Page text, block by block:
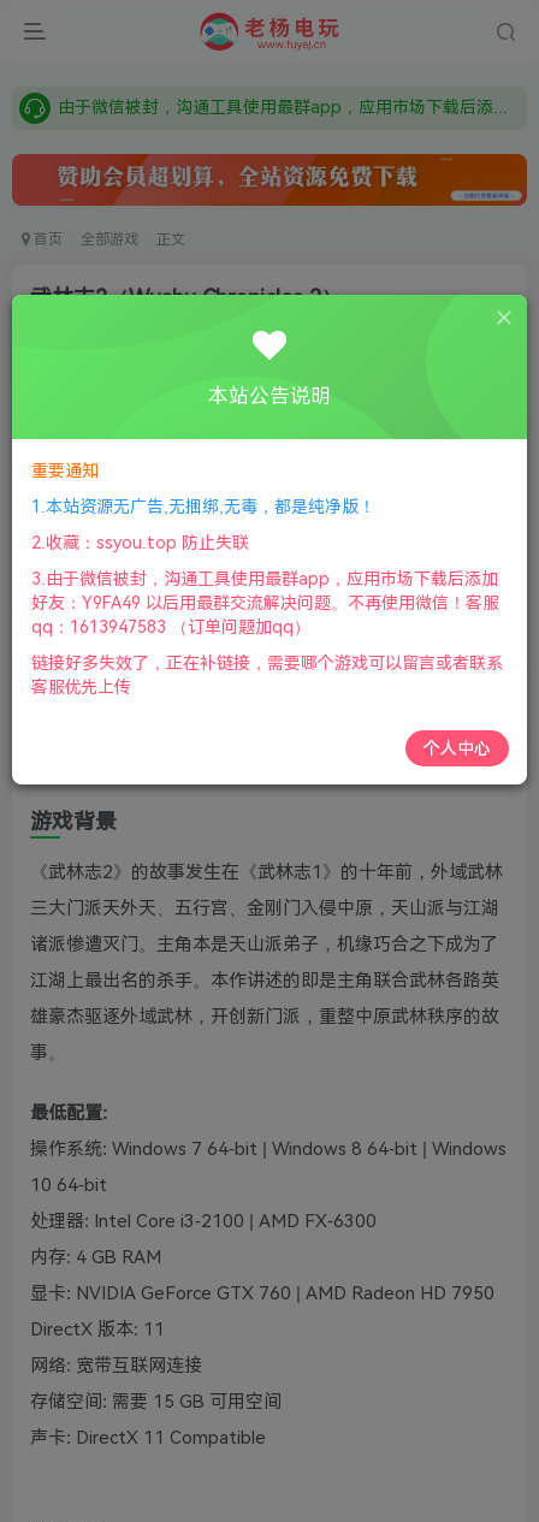
需要什么游戏请联系客服，若链接失效请联系客服，百度网盘边上的激活码也是解压密码
由于微信被封，沟通工具使用最群app，应用市场下载后添加好友：Y9FA49 以后用最群交流解决问题。不再使用微信！
首页 全部游戏 正文
武林志2（Wushu Chronicles 2）
①下载安装教程 ②下载安装视频教程 ③ 游戏运行
版本：Build.12381541|容量13GB|官方简体中文|+剑雪狂
舞-武荡九州|2023年10月10号更新
游戏介绍
武林志2是一款开放世界武侠动作游戏，玩家扮演维护中原
武林秩序的杀手，在即时战斗和无缝地图模式下对抗外域三
大门派的入侵。游戏采用完全开放式的设定，战斗方面搭配
游戏背景
《武林志2》的故事发生在《武林志1》的十年前，外域武林
三大门派天外天、五行宫、金刚门入侵中原，天山派与江湖
诸派惨遭灭门。主角本是天山派弟子，机缘巧合之下成为了
江湖上最出名的杀手。本作讲述的即是主角联合武林各路英
雄豪杰驱逐外域武林，开创新门派，重整中原武林秩序的故
事。
最低配置:
操作系统: Windows 7 64-bit | Windows 8 64-bit | Windows
10 64-bit
处理器: Intel Core i3-2100 | AMD FX-6300
内存: 4 GB RAM
显卡: NVIDIA GeForce GTX 760 | AMD Radeon HD 7950
DirectX 版本: 11
网络: 宽带互联网连接
存储空间: 需要 15 GB 可用空间
声卡: DirectX 11 Compatible
本站公告说明
重要通知
1.本站资源无广告,无捆绑,无毒，都是纯净版！
2.收藏：ssyou.top 防止失联
3.由于微信被封，沟通工具使用最群app，应用市场下载后添加
好友：Y9FA49 以后用最群交流解决问题。不再使用微信！客服
qq：1613947583 （订单问题加qq）
链接好多失效了，正在补链接，需要哪个游戏可以留言或者联系
客服优先上传
个人中心